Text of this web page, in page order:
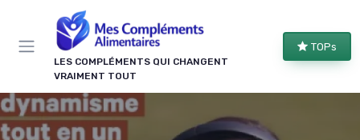
LES COMPLÉMENTS QUI CHANGENT
VRAIMENT TOUT
TOPs
Panneau de gestion des cookies